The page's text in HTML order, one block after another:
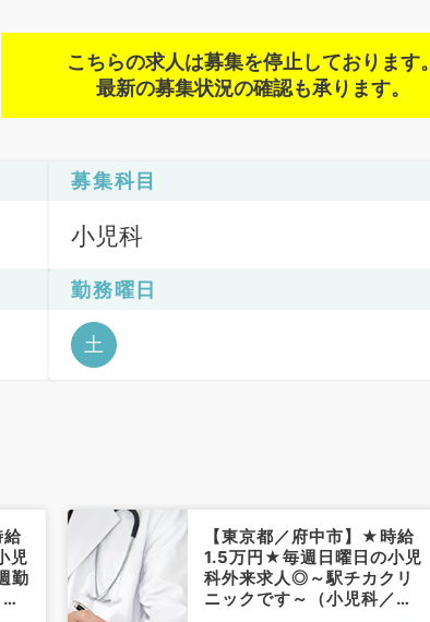
こちらの求人は募集を停止しております。
最新の募集状況の確認も承ります。
募集科目
小児科
勤務曜日
土
給
児
勤
【東京都／府中市】★時給
1.5万円★毎週日曜日の小児
科外来求人◎～駅チカクリ
ニックです～（小児科／非